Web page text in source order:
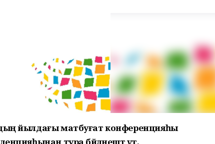
йылдағы матбуғат конференцияһы